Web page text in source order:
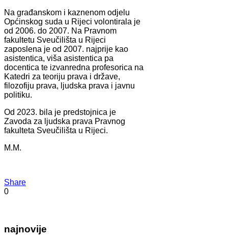
Na građanskom i kaznenom odjelu
Općinskog suda u Rijeci volontirala je
od 2006. do 2007. Na Pravnom
fakultetu Sveučilišta u Rijeci
zaposlena je od 2007. najprije kao
asistentica, viša asistentica pa
docentica te izvanredna profesorica na
Katedri za teoriju prava i države,
filozofiju prava, ljudska prava i javnu
politiku.
Od 2023. bila je predstojnica je
Zavoda za ljudska prava Pravnog
fakulteta Sveučilišta u Rijeci.
M.M.
Share
0
najnovije